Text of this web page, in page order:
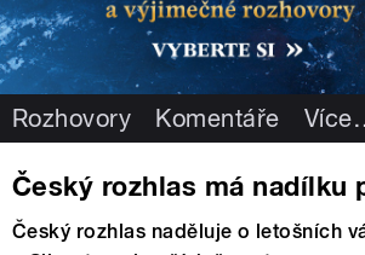
Rozhovory Komentáře Více
Český rozhlas má nadílku
Český rozhlas naděluje o letošních